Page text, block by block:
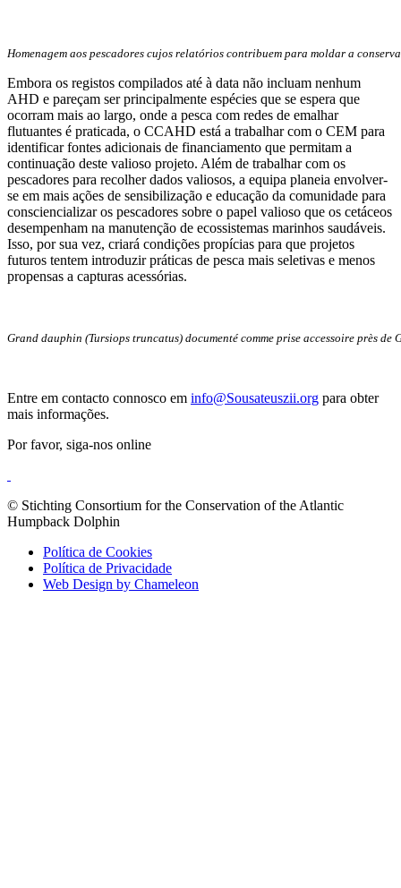
Homenagem aos pescadores cujos relatórios contribuem para moldar a
Embora os registos compilados até à data não incluam nenhum
AHD e pareçam ser principalmente espécies que se espera que
ocorram mais ao largo, onde a pesca com redes de emalhar
flutuantes é praticada, o CCAHD está a trabalhar com o CEM para
identificar fontes adicionais de financiamento que permitam a
continuação deste valioso projeto. Além de trabalhar com os
pescadores para recolher dados valiosos, a equipa planeia envolver-
se em mais ações de sensibilização e educação da comunidade para
consciencializar os pescadores sobre o papel valioso que os cetáceos
desempenham na manutenção de ecossistemas marinhos saudáveis.
Isso, por sua vez, criará condições propícias para que projetos
futuros tentem introduzir práticas de pesca mais seletivas e menos
propensas a capturas acessórias.
Grand dauphin (Tursiops truncatus) documenté comme prise accessoire près de
Entre em contacto connosco em info@Sousateuszii.org para obter
mais informações.
Por favor, siga-nos online
© Stichting Consortium for the Conservation of the Atlantic
Humpback Dolphin
Política de Cookies
Política de Privacidade
Web Design by Chameleon